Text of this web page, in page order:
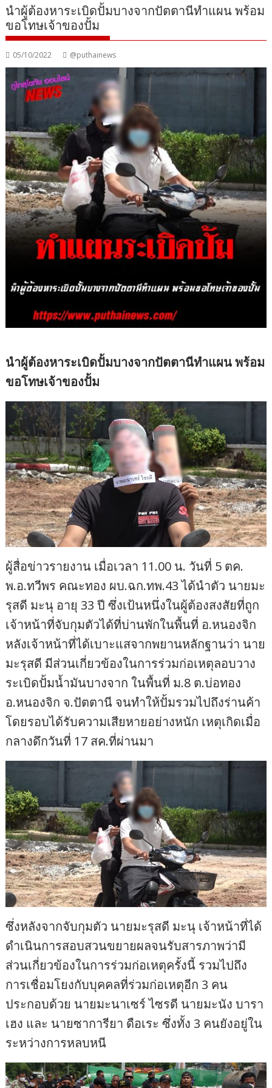
นำผู้ต้องหาระเบิดปั้มบางจากปัตตานีทำแผน พร้อม
ขอโทษเจ้าของปั้ม
05/10/2022 @puthainews
นำผู้ต้องหาระเบิดปั้มบางจากปัตตานีทำแผน พร้อม
ขอโทษเจ้าของปั้ม
ผู้สื่อข่าวรายงาน เมื่อเวลา 11.00 น. วันที่ 5 ตค.
พ.อ.ทวีพร คณะทอง ผบ.ฉก.ทพ.43 ได้นำตัว นายมะ
รุสดี มะนุ อายุ 33 ปี ซึ่งเป้นหนึ่งในผู้ต้องสงสัยที่ถูก
เจ้าหน้าที่จับกุมตัวได้ที่บ่านพักในพื้นที่ อ.หนองจิก
หลังเจ้าหน้าที่ได้เบาะแสจากพยานหลักฐานว่า นาย
มะรุสดี มีส่วนเกี่ยวข้องในการร่วมก่อเหตุลอบวาง
ระเบิดปั้มน้ำมันบางจาก ในพื้นที่ ม.8 ต.บ่อทอง
อ.หนองจิก จ.ปัตตานี จนทำให้ปั้มรวมไปถึงร่านค้า
โดยรอบได้รับความเสียหายอย่างหนัก เหตุเกิดเมื่อ
กลางดึกวันที่ 17 สค.ที่ผ่านมา
ซึ่งหลังจากจับกุมตัว นายมะรุสดี มะนุ เจ้าหน้าที่ได้
ดำเนินการสอบสวนขยายผลจนรับสารภาพว่ามี
ส่วนเกี่ยวข้องในการร่วมก่อเหตุครั้งนี้ รวมไปถึง
การเชื่อมโยงกับบุคคลที่ร่วมก่อเหตุอีก 3 คน
ประกอบด้วย นายมะนาเซร์ ไซรดี นายมะนัง บารา
เฮง และ นายซาการียา ดือเระ ซึ่งทั้ง 3 คนยังอยู่ใน
ระหว่างการหลบหนี